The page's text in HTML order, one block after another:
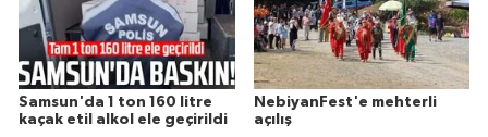
Samsun'da 1 ton 160 litre
kaçak etil alkol ele geçirildi
NebiyanFest'e mehterli
açılış